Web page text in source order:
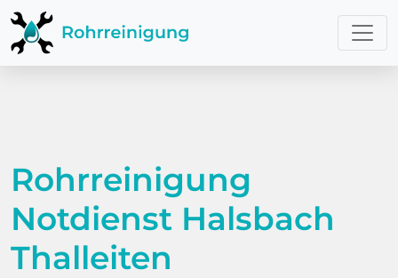
Rohrreinigung
Notdienst Halsbach
Thalleiten